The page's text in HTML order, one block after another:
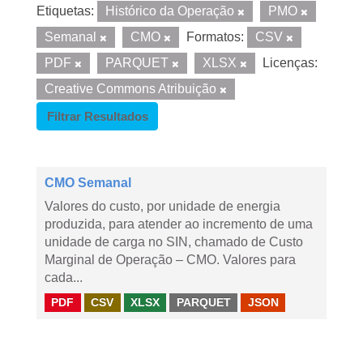
Etiquetas: Histórico da Operação
PMO
Semanal
CMO Formatos:
CSV
PDF
PARQUET XLSX
Licenças:
Creative Commons Atribuição
Filtrar Resultados
CMO Semanal
Valores do custo, por unidade de energia
produzida, para atender ao incremento de uma
unidade de carga no SIN, chamado de Custo
Marginal de Operação – CMO. Valores para
cada...
PDF CSV XLSX PARQUET JSON